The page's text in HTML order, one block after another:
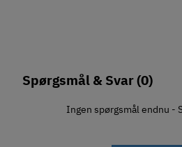
Spørgsmål & Svar(0)
Ingen spørgsmål endnu -